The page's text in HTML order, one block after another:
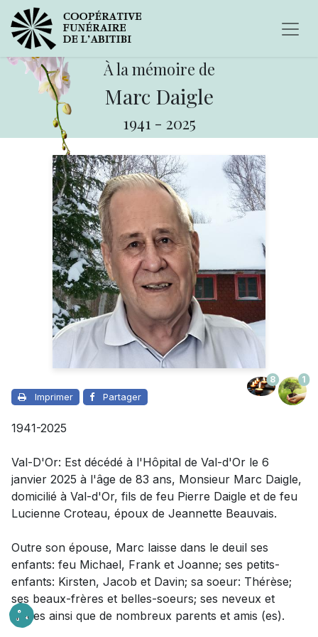
À la mémoire de
Marc Daigle
1941 - 2025
Imprimer Partager
8 1
1941-2025
Val-D'Or: Est décédé à l'Hôpital de Val-d'Or le 6
janvier 2025 à l'âge de 83 ans, Monsieur Marc Daigle,
domicilié à Val-d'Or, fils de feu Pierre Daigle et de feu
Lucienne Croteau, époux de Jeannette Beauvais.
Outre son épouse, Marc laisse dans le deuil ses
enfants: feu Michael, Frank et Joanne; ses petits-
enfants: Kirsten, Jacob et Davin; sa soeur: Thérèse;
ses beaux-frères et belles-soeurs; ses neveux et
nièces ainsi que de nombreux parents et amis (es).